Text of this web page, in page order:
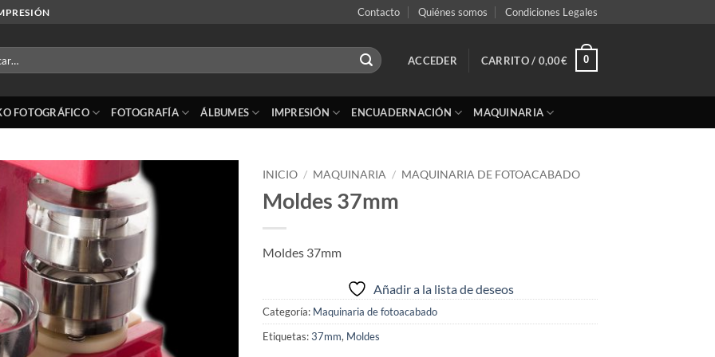
Contacto Quiénes somos Condiciones Legales
ACCEDER CARRITO / 0,00€ 0
FOTOGRÁFICO FOTOGRAFÍA ÁLBUMES IMPRESIÓN ENCUADERNACIÓN MAQUINARIA
INICIO / MAQUINARIA / MAQUINARIA DE FOTOACABADO
Moldes 37mm
Moldes 37mm
Añadir a la lista de deseos
Categoría: Maquinaria de fotoacabado
Etiquetas:37mm, Moldes